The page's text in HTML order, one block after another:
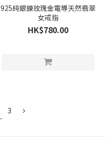
925純銀錬玫瑰金電導天然翡翠
女戒指
HK$780.00
3